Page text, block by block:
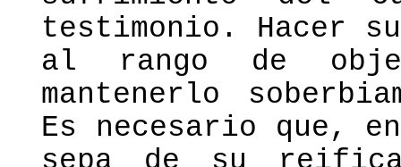
testimonio. Hacer
al rango de
mantenerlo
Es necesario que,